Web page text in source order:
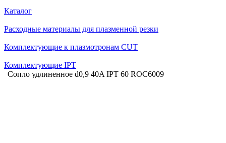
Каталог
Расходные материалы для плазменной резки
Комплектующие к плазмотронам CUT
Комплектующие IPT
Сопло удлиненное d0,9 40A IPT 60 ROC6009